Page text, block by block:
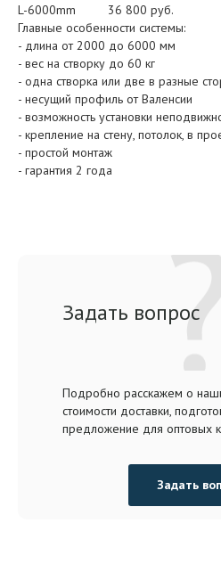
L-6000mm 36 800 руб.
Главные особенности системы:
- длина от 2000 до 6000 мм
- вес на створку до 60 кг
- одна створка или две в разные
- несущий профиль от Валенсии
- возможность установки
- крепление на стену, потолок, в
- простой монтаж
- гарантия 2 года
Задать вопрос
Подробно расскажем о
стоимости доставки,
предложение для оптовых
Задать